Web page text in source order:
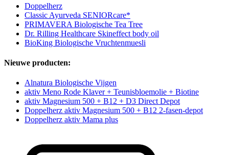
Doppelherz
Classic Ayurveda SENIORcare*
PRIMAVERA Biologische Tea Tree
Dr. Rilling Healthcare Skineffect body oil
BioKing Biologische Vruchtenmuesli
Nieuwe producten:
Alnatura Biologische Vijgen
aktiv Meno Rode Klaver + Teunisbloemolie + Biotine
aktiv Magnesium 500 + B12 + D3 Direct Depot
Doppelherz aktiv Magnesium 500 + B12 2-fasen-depot
Doppelherz aktiv Mama plus